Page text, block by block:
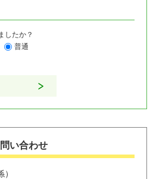
したか？
普通
い合わせ